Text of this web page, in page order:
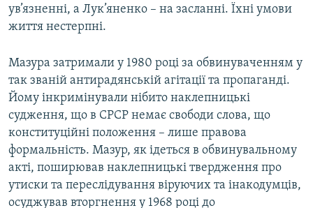
ув’язненні, а Лук’яненко – на засланні. Їхні умови
життя нестерпні.
Мазура затримали у 1980 році за обвинуваченням у
так званій антирадянській агітації та пропаганді.
Йому інкримінували нібито наклепницькі
судження, що в СРСР немає свободи слова, що
конституційні положення – лише правова
формальність. Мазур, як ідеться в обвинувальному
акті, поширював наклепницькі твердження про
утиски та переслідування віруючих та інакодумців,
осуджував вторгнення у 1968 році до